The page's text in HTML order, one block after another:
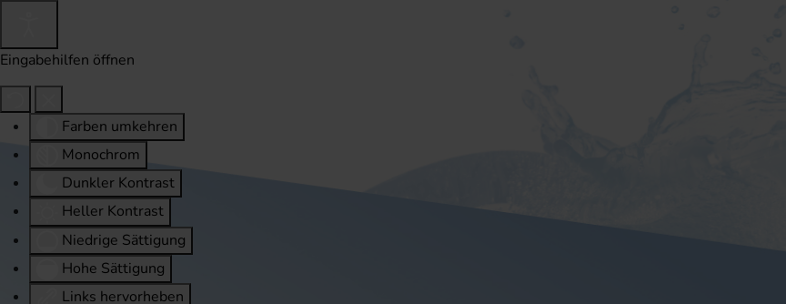
Eingabehilfen öffnen
Farben umkehren
Monochrom
Dunkler Kontrast
Heller Kontrast
Niedrige Sättigung
Hohe Sättigung
Links hervorheben